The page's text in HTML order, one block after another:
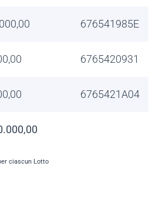
ciascun Lotto
676541985E
6765420931
6765421A04